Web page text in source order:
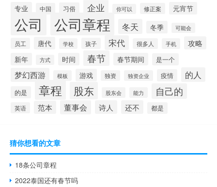
专业 中国 习俗 企业 你可以 修正案 元宵节
公司 公司章程 冬天 冬季 可能会
员工 唐代 学校 孩子 宋代 很多人 手机 攻略
新年 方式 时间 春节 春节期间 是一个
梦幻西游 模板 游戏 独资 独资企业 疫情 的人
的是 章程 股东 股东会 能力 自己的
英语 范本 董事会 诗人 还不 都是
猜你想看的文章
18条公司章程
2022泰国还有春节吗